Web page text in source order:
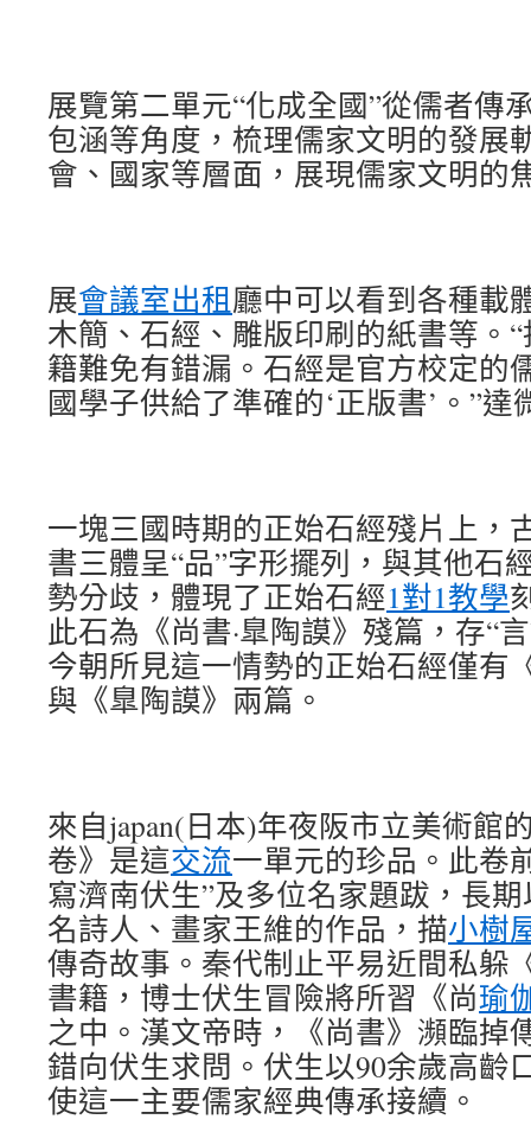
展覽第二單元“化成全國”從儒者傳
包涵等角度，梳理儒家文明的發展
會、國家等層面，展現儒家文明的
展會議室出租廳中可以看到各種載
木簡、石經、雕版印刷的紙書等。
籍難免有錯漏。石經是官方校定的
國學子供給了準確的‘正版書’。”達
一塊三國時期的正始石經殘片上，
書三體呈“品”字形擺列，與其他石
勢分歧，體現了正始石經1對1教學
此石為《尚書·臯陶謨》殘篇，存“
今朝所見這一情勢的正始石經僅有
與《臯陶謨》兩篇。
來自japan(日本)年夜阪市立美術館
卷》是這交流一單元的珍品。此卷
寫濟南伏生”及多位名家題跋，長
名詩人、畫家王維的作品，描小樹
傳奇故事。秦代制止平易近間私躲
書籍，博士伏生冒險將所習《尚瑜
之中。漢文帝時，《尚書》瀕臨掉
錯向伏生求問。伏生以90余歲高齡
使這一主要儒家經典傳承接續。